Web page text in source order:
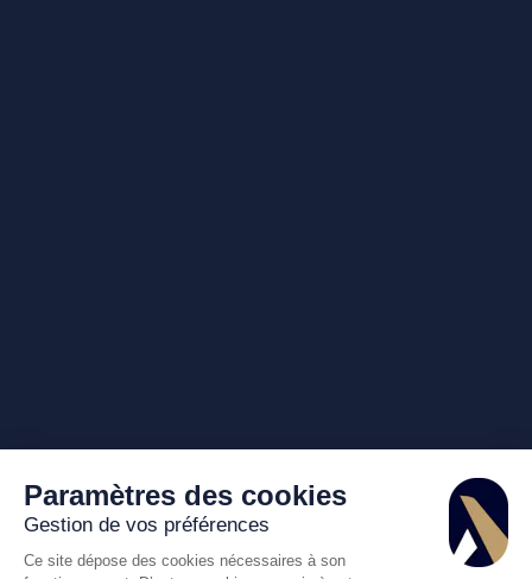
Paramètres des cookies
Gestion de vos préférences
Ce site dépose des cookies nécessaires à son